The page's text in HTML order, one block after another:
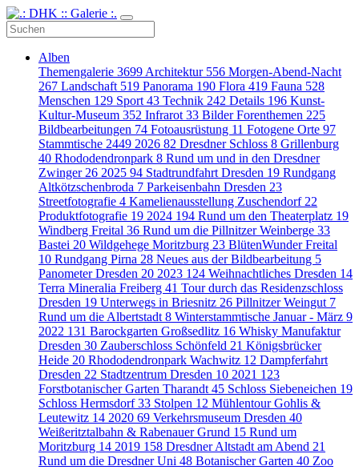
Alben
Themengalerie 3699 Architektur 556 Morgen-Abend-Nacht
267 Landschaft 519 Panorama 190 Flora 419 Fauna 528
Menschen 129 Sport 43 Technik 242 Details 196 Kunst-
Kultur-Museum 352 Infrarot 33 Bilder Forenthemen 225
Bildbearbeitungen 74 Fotoausrüstung 11 Fotogene Orte 97
Stammtische 2449 2026 82 Dresdner Schloss 8 Grillenburg
40 Rhododendronpark 8 Rund um und in den Dresdner
Zwinger 26 2025 94 Stadtrundfahrt Dresden 19 Rundgang
Altkötzschenbroda 7 Parkeisenbahn Dresden 23
Streetfotografie 4 Kamelienausstellung Zuschendorf 22
Produktfotografie 19 2024 194 Rund um den Theaterplatz 19
Windberg Freital 36 Rund um die Pillnitzer Weinberge 33
Bastei 20 Wildgehege Moritzburg 23 BlütenWunder Freital
10 Rundgang Pirna 28 Neues aus der Bildbearbeitung 5
Panometer Dresden 20 2023 124 Weihnachtliches Dresden 14
Terra Mineralia Freiberg 41 Tour durch das Residenzschloss
Dresden 19 Unterwegs in Briesnitz 26 Pillnitzer Weingut 7
Rund um die Albertstadt 8 Winterstammtische Januar - März 9
2022 131 Barockgarten Großsedlitz 16 Whisky Manufaktur
Dresden 30 Zauberschloss Schönfeld 21 Königsbrücker
Heide 20 Rhododendronpark Wachwitz 12 Dampferfahrt
Dresden 22 Stadtzentrum Dresden 10 2021 123
Forstbotanischer Garten Tharandt 45 Schloss Siebeneichen 19
Schloss Hermsdorf33 Stolpen 12 Mühlentour Gohlis &
Leutewitz 14 2020 69 Verkehrsmuseum Dresden 40
Weißeritztalbahn & Rabenauer Grund 15 Rund um
Moritzburg 14 2019 158 Dresdner Altstadt am Abend 21
Rund um die Dresdner Uni 48 Botanischer Garten 40 Zoo